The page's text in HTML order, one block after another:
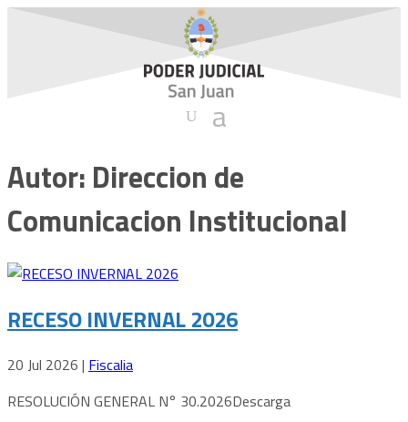
Autor: Direccion de
Comunicacion Institucional
RECESO INVERNAL 2026
20 Jul 2026 | Fiscalia
RESOLUCIÓN GENERAL N° 30.2026Descarga